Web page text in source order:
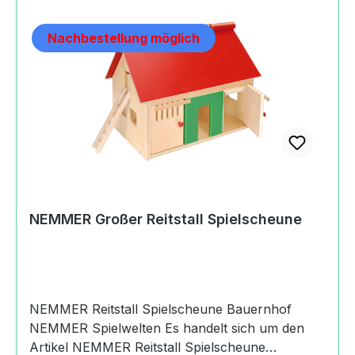
DachZwei getrennte StallräumeBewegliche
Türen, Tränke, AnbindebalkenHerkunftMade in
EuropeSicherheitAchtung! Nicht für Kinder unter
24 Monaten geeignet. Benutzung unter
unmittelbarer Aufsicht von
ErwachsenenAngaben zum Hersteller
(Informationspflichten zur GPSR
Produktsicherheitsverordnung) Nemmer
63www.nemmer.de
Nachbestellung möglich
NEMMER Großer Reitstall Spielscheune
NEMMER Reitstall Spielscheune Bauernhof
NEMMER Spielwelten Es handelt sich um den
Artikel NEMMER Reitstall Spielscheune